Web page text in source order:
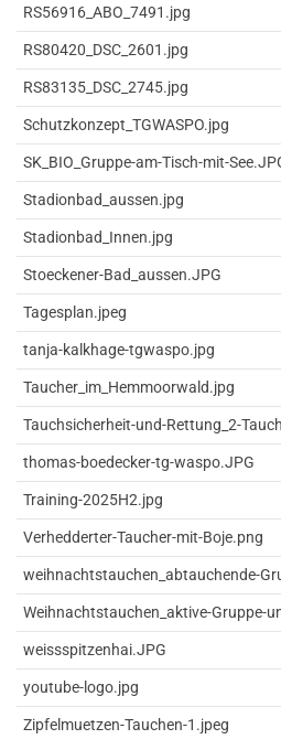
RS56916_ABO_7491.jpg
RS80420_DSC_2601.jpg
RS83135_DSC_2745.jpg
Schutzkonzept_TGWASPO.jpg
SK_BIO_Gruppe-am-Tisch-mit-
Stadionbad_aussen.jpg
Stadionbad_Innen.jpg
Stoeckener-Bad_aussen.JPG
Tagesplan.jpeg
tanja-kalkhage-tgwaspo.jpg
Taucher_im_Hemmoorwald.jpg
Tauchsicherheit-und-Rettung_2-
thomas-boedecker-tg-waspo.JPG
Training-2025H2.jpg
Verhedderter-Taucher-mit-Boje.png
weihnachtstauchen_abtauchende-
Weihnachtstauchen_aktive-Gruppe-
weissspitzenhai.JPG
youtube-logo.jpg
Zipfelmuetzen-Tauchen-1.jpeg